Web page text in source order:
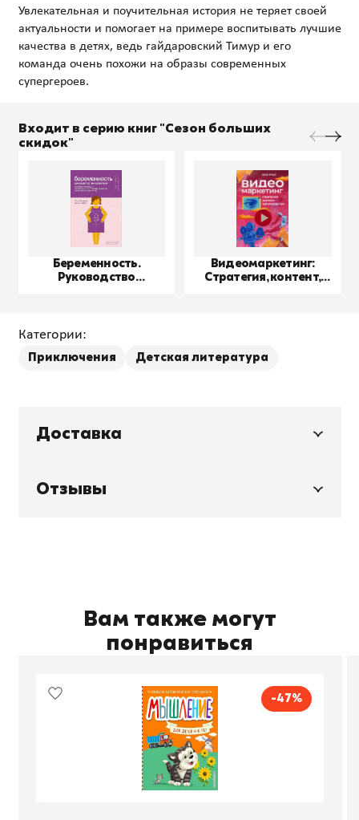
Увлекательная и поучительная история не теряет своей
актуальности и помогает на примере воспитывать лучшие
качества в детях, ведь гайдаровский Тимур и его
команда очень похожи на образы современных
Входит в серию книг "Сезон больших
скидок"
Беременность.
Руководство
Видеомаркетинг:
Стратегия, контент,
Категории:
Приключения Детская литература
Доставка
Отзывы
Вам также могут
понравиться
-47%